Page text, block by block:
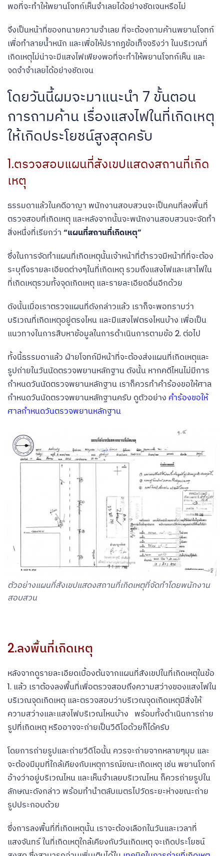
พอที่จะทำให้พยานโจทก์เห็นจำเลยได้อย่างชัดเจนหรือไม่
จึงเป็นหน้าที่ของทนายความจำเลย ที่จะต้องถามค้านพยานโจทก์
เพื่อทำลายน้ำหนัก และเพื่อให้ปรากฏข้อเท็จจริงว่า ในบริเวณที่
เกิดเหตุไม่น่าจะมีแสงไฟเพียงพอที่จะทำให้พยานโจทก์เห็น และ
จดจำจำเลยได้อย่างชัดเจน
โดยวันนี้ผมจะมาแนะนำ 7 ขั้นตอน
การถามค้าน เรื่องแสงไฟในที่เกิดเหตุ
ให้เกิดประโยชน์สูงสุดครับ
1.ตรวจสอบแผนที่สังเขปแสดงสถานที่เกิด
เหตุ
ธรรมดาแล้วในคดีอาญา พนักงานสอบสวนจะเป็นคนที่ลงพื้นที่
ตรวจสอบที่เกิดเหตุ และหลังจากนั้นจะพนักงานสอบสวนจะจัดทำ
สิ่งหนึ่งที่เรียกว่า “แผนที่สถานที่เกิดเหตุ”
ซึ่งในการจัดทำแผนที่เกิดเหตุนั้นเจ้าหน้าที่ตำรวจมีหน้าที่ที่จะต้อง
ระบุถึงรายละเอียดต่างๆในที่เกิดเหตุ รวมถึงแสงไฟและเสาไฟใน
ที่เกิดเหตุรวมทั้งจุดเกิดเหตุ และรายละเอียดอื่นอีกด้วย
ดังนั้นเมื่อเราตรวจแผนที่ดังกล่าวแล้ว เราก็จะพอทราบว่า
บริเวณที่เกิดเหตุอยู่ตรงไหน และมีแสงไฟตรงไหนบ้าง เพื่อเป็น
แนวทางในการสืบหาข้อมูลในการดำเนินการตามข้อ 2. ต่อไป
ทั้งนี้ธรรมดาแล้ว ฝ่ายโจทก์มีหน้าที่จะต้องส่งแผนที่เกิดเหตุและ
รูปถ่ายในวันนัดตรวจพยานหลักฐาน ดังนั้น หากคดีไหนไม่มีการ
กำหนดวันนัดตรวจพยานหลักฐาน เราก็ควรทำคำร้องขอให้ศาล
กำหนดวันนัดตรวจพยานหลักฐานครับ ดูตัวอย่าง คำร้องขอให้
ศาลกำหนดวันตรวจพยานหลักฐาน
ตัวอย่างแผนที่สังเขปแสดงสถานที่เกิดเหตุที่จัดทำโดยพนักงาน
สอบสวน
2.ลงพื้นที่เกิดเหตุ
หลังจากดูรายละเอียดเบื้องต้นจากแผนที่สังเขปในที่เกิดเหตุในข้อ
1. แล้ว เราต้องลงพื้นที่เพื่อตรวจสอบถึงความสว่างของแสงไฟใน
บริเวณจุดเกิดเหตุ และตรวจสอบว่าบริเวณจุดเกิดเหตุมีสิ่งให้
ความสว่างและแสงไฟบริเวณไหนบ้าง พร้อมทั้งดำเนินการถ่าย
รูปที่เกิดเหตุ หรืออาจจะถ่ายเป็นวีดีโอด้วยก็ได้ครับ
โดยการถ่ายรูปและถ่ายวีดีโอนั้น ควรจะถ่ายจากหลายๆมุม และ
จะต้องมีมุมที่ใกล้เคียงกับเหตุการณ์ขณะเกิดเหตุ เช่น พยานโจทก์
อ้างว่าอยู่บริเวณไหน และเห็นจำเลยบริเวณไหน ก็ควรถ่ายรูปใน
ลักษณะดังกล่าว พร้อมทำนำตลับเมตรไปวัดระยะห่างขณะถ่าย
รูปประกอบด้วย
ซึ่งการลงพื้นที่ที่เกิดเหตุนั้น เราจะต้องเลือกในวันและเวลาที่
แสงจันทร์ ในที่เกิดเหตุใกล้เคียงกับวันเกิดเหตุ จะเกิดประโยชน์